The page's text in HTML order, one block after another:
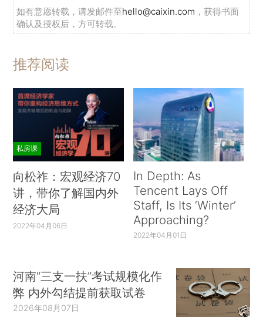
如有意愿转载，请发邮件至hello@caixin.com ，获得书面
确认及授权后，方可转载。
推荐阅读
私房课
向松祚：宏观经济70
讲，带你了解国内外
经济大局
2022年04月06日
In Depth: As
Tencent Lays Off
Staff, Is Its ‘Winter’
Approaching?
2022年04月01日
河南“三支一扶”考试规模化作
弊 内外勾结提前获取试卷
2026年08月07日